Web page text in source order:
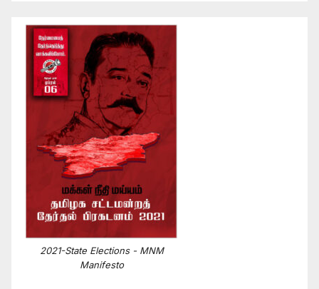
2021-State Elections - MNM
Manifesto